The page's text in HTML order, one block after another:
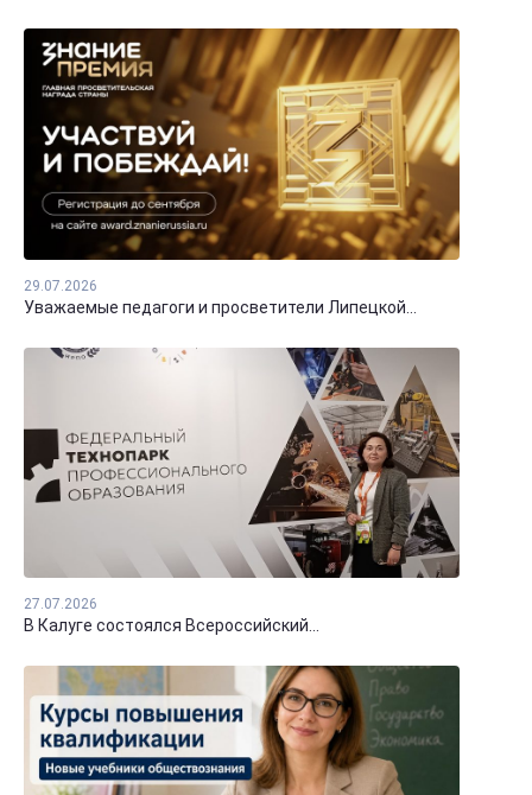
29.07.2026
Уважаемые педагоги и просветители Липецкой...
27.07.2026
В Калуге состоялся Всероссийский...